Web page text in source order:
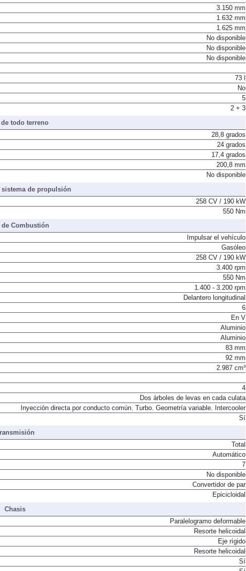
3.150 mm
1.632 mm
1.625 mm
No disponible
No disponible
No disponible
73 l
No
5
2 + 3
de todo terreno
28,8 grados
24 grados
17,4 grados
200,8 mm
No disponible
sistema de propulsión
258 CV / 190 kW
550 Nm
de Combustión
Impulsar el vehículo
Gasóleo
258 CV / 190 kW
3.400 rpm
550 Nm
1.400 - 3.200 rpm
Delantero longitudinal
6
En V
Aluminio
Aluminio
83 mm
92 mm
2.987 cm³
4
Dos árboles de levas en cada culata
Inyección directa por conducto común. Turbo. Geometría variable. Intercooler
Sí
Total
Automático
7
No disponible
Convertidor de par
Epicicloidal
Chasis
Paralelogramo deformable
Resorte helicoidal
Eje rígido
Resorte helicoidal
Sí